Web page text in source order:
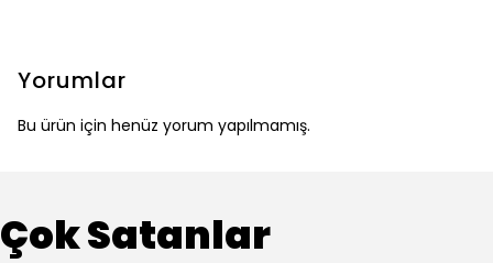
Yorumlar
Bu ürün için henüz yorum yapılmamış.
Çok Satanlar